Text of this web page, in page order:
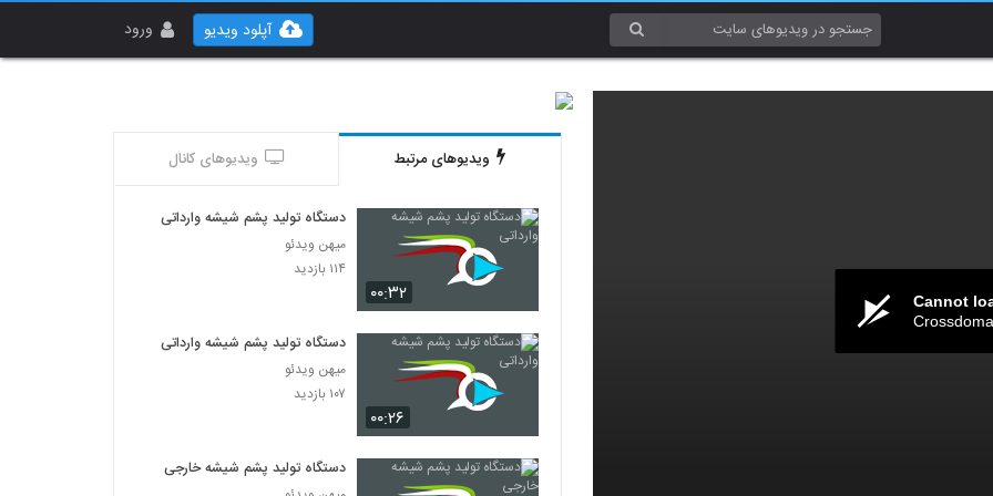
ورود آپلود ویدیو
Cannot
ویدیوهای مرتبط ویدیوهای کانال
۰۰:۳۲
دستگاه تولید پشم شیشه وارداتی
میهن ویدئو
۱۱۴ بازدید
۰۰:۲۶
دستگاه تولید پشم شیشه وارداتی
میهن ویدئو
۱۰۷ بازدید
دستگاه تولید پشم شیشه خارجی